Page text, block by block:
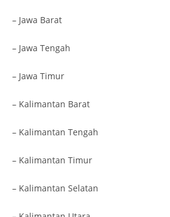
– Jawa Barat
– Jawa Tengah
– Jawa Timur
– Kalimantan Barat
– Kalimantan Tengah
– Kalimantan Timur
– Kalimantan Selatan